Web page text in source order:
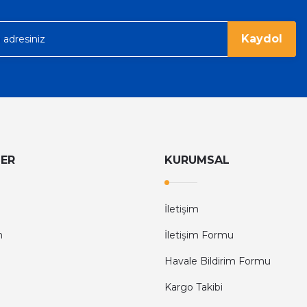
ile hızlı ve sağlam bir şekilde
Kaydol
KURUMSAL
İletişim
İletişim Formu
Havale Bildirim Formu
Kargo Takibi